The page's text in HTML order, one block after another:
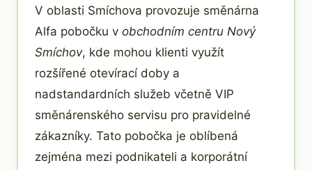
V oblasti Smíchova provozuje směnárna
Alfa pobočku v obchodním centru Nový
Smíchov, kde mohou klienti využít
rozšířené otevírací doby a
nadstandardních služeb včetně VIP
směnárenského servisu pro pravidelné
zákazníky. Tato pobočka je oblíbená
zejména mezi podnikateli a korporátní